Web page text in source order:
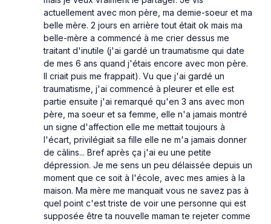
actuellement avec mon père, ma demie-soeur et ma
belle mère. 2 jours en arrière tout était ok mais ma
belle-mère a commencé à me crier dessus me
traitant d'inutile (j'ai gardé un traumatisme qui date
de mes 6 ans quand j'étais encore avec mon père.
Il criait puis me frappait). Vu que j'ai gardé un
traumatisme, j'ai commencé à pleurer et elle est
partie ensuite j'ai remarqué qu'en 3 ans avec mon
père, ma soeur et sa femme, elle n'a jamais montré
un signe d'affection elle me mettait toujours à
l'écart, privilégiait sa fille elle ne m'a jamais donner
de câlins... Bref après ça j'ai eu une petite
dépression. Je me sens un peu délaissée depuis un
moment que ce soit à l'école, avec mes amies à la
maison. Ma mère me manquait vous ne savez pas à
quel point c'est triste de voir une personne qui est
supposée être ta nouvelle maman te rejeter comme